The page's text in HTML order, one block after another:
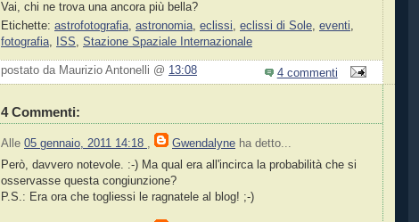
Vai, chi ne trova una ancora più bella?
Etichette: astrofotografia, astronomia, eclissi, eclissi di Sole, eventi,
fotografia, ISS, Stazione Spaziale Internazionale
postato da Maurizio Antonelli @ 13:08 4 commenti
4 Commenti:
Alle 05 gennaio, 2011 14:18 , Gwendalyne ha detto...
Però, davvero notevole. :-) Ma qual era all'incirca la probabilità che si
osservasse questa congiunzione?
P.S.: Era ora che togliessi le ragnatele al blog! ;-)